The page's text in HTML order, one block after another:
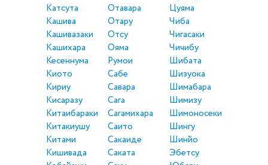
Катсута
Кашива
Кашивазаки
Кашихара
Кесеннума
Киото
Кириу
Кисаразу
Китаибараки
Китакиушу
Китами
Кишивада
Отавара
Отару
Отсу
Ояма
Румои
Сабе
Савара
Сага
Сагамихара
Саито
Сакаиде
Саката
Цуяма
Чиба
Чигасаки
Чичибу
Шибата
Шизуока
Шимабара
Шимизу
Шимоносеки
Шингу
Шинйо
Эбетсу